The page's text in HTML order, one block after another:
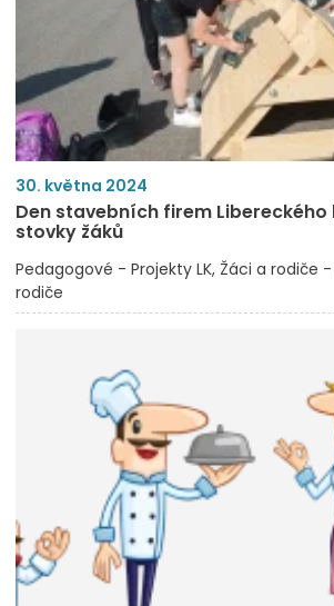
30. května 2024
Den stavebních firem
stovky žáků
Pedagogové - Projekty LK Žáci a rodiče -
rodiče